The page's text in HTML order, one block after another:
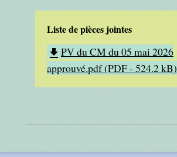
Liste de pièces jointes
file_download PV du CM du 05 mai 2026
approuvé.pdf (PDF - 524.2 kB)